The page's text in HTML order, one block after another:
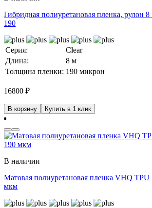
Гибридная полиуретановая пленка, рулон
190
Серия:
Clear
Длина:
8 м
Толщина пленки: 190 микрон
16800 ₽
В корзину Купить в 1 клик
В наличии
Матовая полиуретановая пленка VHQ TPU
мкм